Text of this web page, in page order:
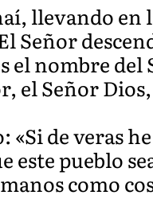
llevando en
Señor
el nombre del
el Señor Dios,
de veras
pueblo
como